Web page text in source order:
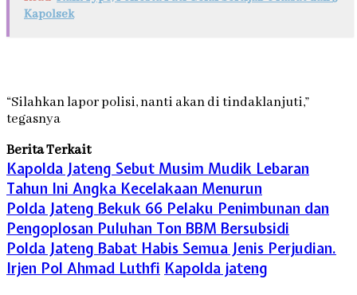
Kapolsek
“Silahkan lapor polisi, nanti akan di tindaklanjuti,”
tegasnya
Berita Terkait
Kapolda Jateng Sebut Musim Mudik Lebaran
Tahun Ini Angka Kecelakaan Menurun
Polda Jateng Bekuk 66 Pelaku Penimbunan dan
Pengoplosan Puluhan Ton BBM Bersubsidi
Polda Jateng Babat Habis Semua Jenis Perjudian.
Irjen Pol Ahmad Luthfi Kapolda jateng